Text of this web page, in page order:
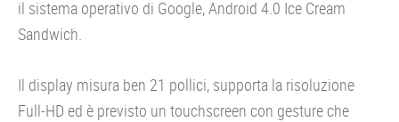
il sistema operativo di Google, Android 4.0 Ice Cream
Sandwich.
Il display misura ben 21 pollici, supporta la risoluzione
Full-HD ed è previsto un touchscreen con gesture che